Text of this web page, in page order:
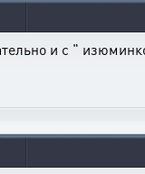
и с "